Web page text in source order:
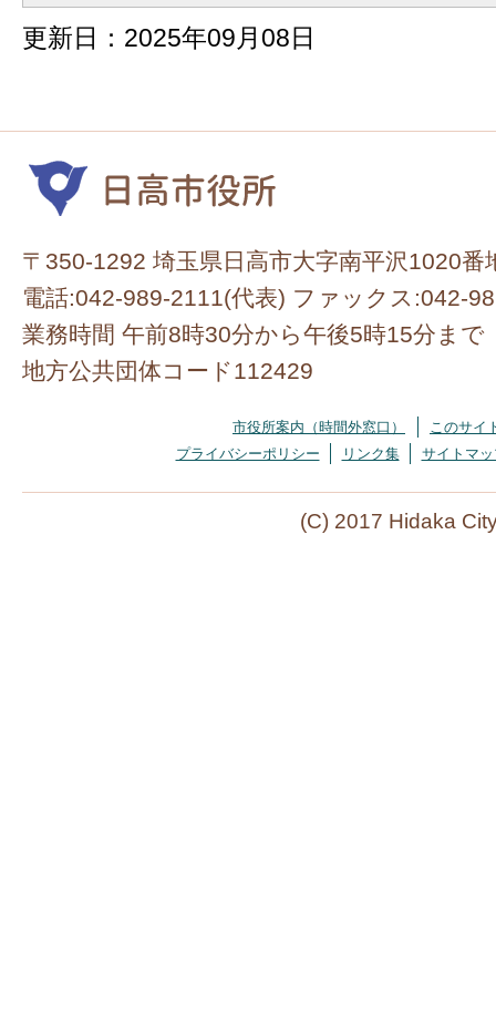
更新日：2025年09月08日
〒350-1292 埼玉県日高市大字南平沢1020番
電話:042-989-2111(代表) ファックス:042-
業務時間 午前8時30分から午後5時15分まで
地方公共団体コード112429
市役所案内（時間外窓口）
このサイ
プライバシーポリシー
リンク集 サイトマッ
(C) 2017 Hidaka